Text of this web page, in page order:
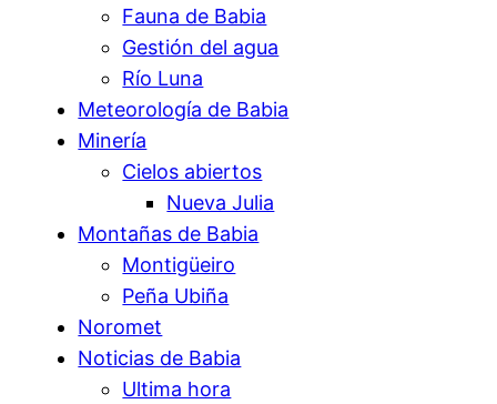
Fauna de Babia
Gestión del agua
Río Luna
Meteorología de Babia
Minería
Cielos abiertos
Nueva Julia
Montañas de Babia
Montigüeiro
Peña Ubiña
Noromet
Noticias de Babia
Ultima hora